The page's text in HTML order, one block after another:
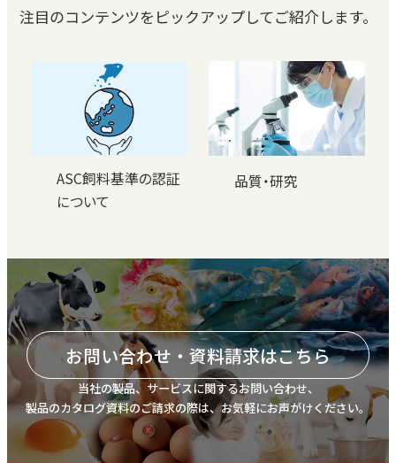
注目のコンテンツをピックアップしてご紹介します。
ASC飼料基準の認証
について
品質・研究
お問い合わせ・資料請求はこちら
当社の製品、サービスに関するお問い合わせ、
製品のカタログ資料のご請求の際は、お気軽にお声がけください。